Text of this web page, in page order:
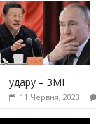
yдарy – ЗМІ
11 Червня, 2023